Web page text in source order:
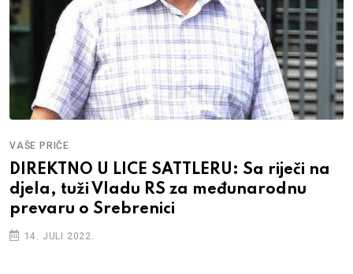
VAŠE PRIČE
DIREKTNO U LICE SATTLERU: Sa riječi na
djela, tuži Vladu RS za međunarodnu
prevaru o Srebrenici
14. JULI 2022.